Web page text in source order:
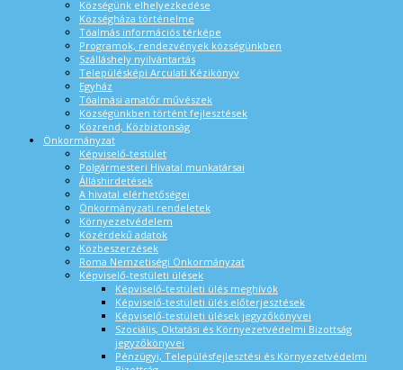
Községünk elhelyezkedése
Községháza történelme
Tóalmás információs térképe
Programok, rendezvények községünkben
Szálláshely nyilvántartás
Településképi Arculati Kézikönyv
Egyház
Tóalmási amatőr művészek
Községünkben történt fejlesztések
Közrend, Közbiztonság
Önkormányzat
Képviselő-testület
Polgármesteri Hivatal munkatársai
Álláshirdetések
A hivatal elérhetőségei
Önkormányzati rendeletek
Környezetvédelem
Közérdekű adatok
Közbeszerzések
Roma Nemzetiségi Önkormányzat
Képviselő-testületi ülések
Képviselő-testületi ülés meghívók
Képviselő-testületi ülés előterjesztések
Képviselő-testületi ülések jegyzőkönyvei
Szociális, Oktatási és Környezetvédelmi Bizottság
jegyzőkönyvei
Pénzügyi, Településfejlesztési és Környezetvédelmi